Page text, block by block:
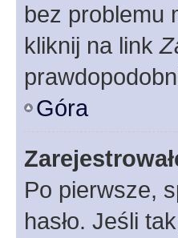
bez problemu
kliknij na link
Góra
Po pierwsze,
hasło. Jeśli